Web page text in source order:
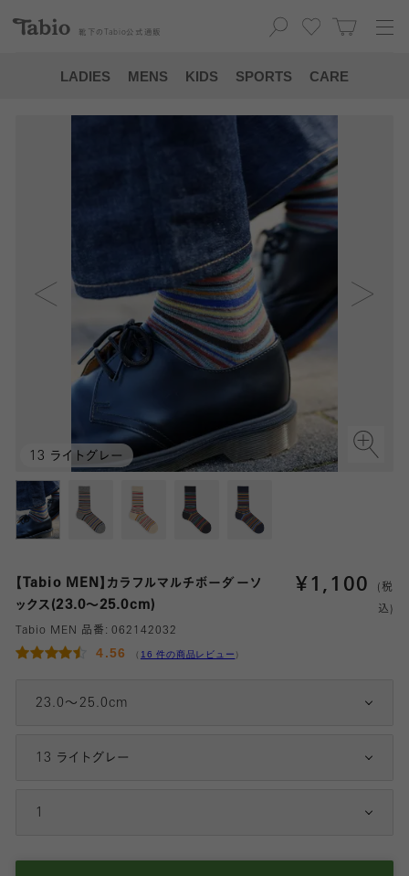
靴下の Tabio 公式通販
LADIES MENS KIDS SPORTS CARE
13 ライトグレー
【Tabio MEN】カラフルマルチボーダーソ
ックス(23.0～25.0cm)
Tabio MEN 品番:062142032
4.56 （ 16 件の商品レビュー ）
¥ 1,100
(税
込)
23.0～25.0cm
13 ライトグレー